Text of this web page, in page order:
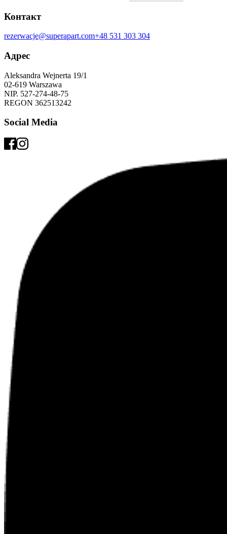
Контакт
rezerwacje@superapart.com+48 531 303 304
Адрес
Aleksandra Wejnerta 19/1
02-619 Warszawa
NIP. 527-274-48-75
REGON 362513242
Social Media